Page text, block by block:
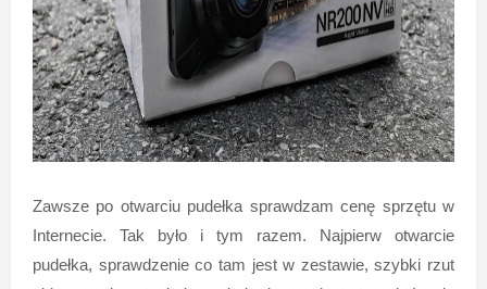
Zawsze po otwarciu pudełka sprawdzam cenę sprzętu w
Internecie. Tak było i tym razem. Najpierw otwarcie
pudełka, sprawdzenie co tam jest w zestawie, szybki rzut